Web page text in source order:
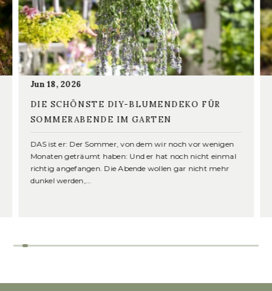
Jun 18, 2026
DIE SCHÖNSTE DIY-BLUMENDEKO FÜR
SOMMERABENDE IM GARTEN
DAS ist er: Der Sommer, von dem wir noch vor wenigen
Monaten geträumt haben: Und er hat noch nicht einmal
richtig angefangen. Die Abende wollen gar nicht mehr
dunkel werden,...